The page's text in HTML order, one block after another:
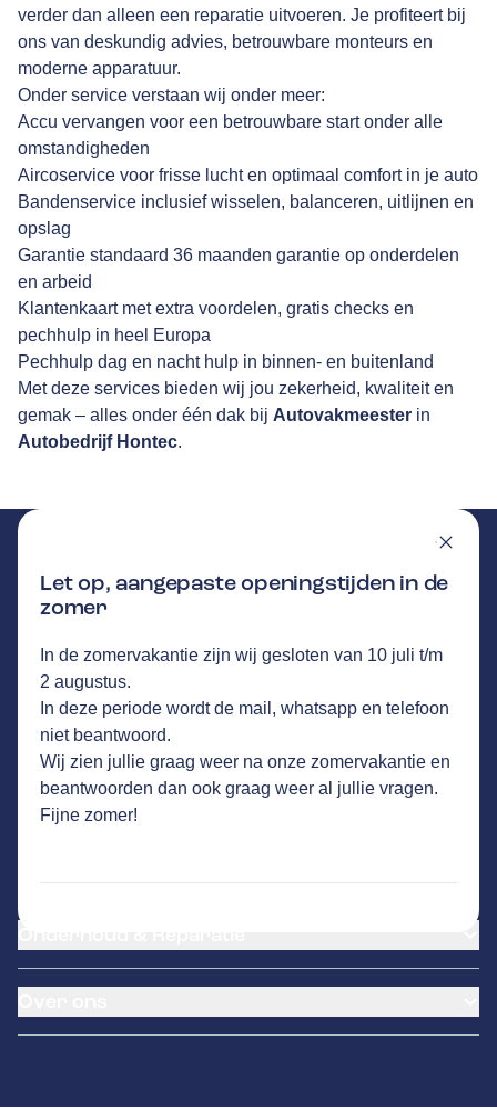
verder dan alleen een reparatie uitvoeren. Je profiteert bij
ons van deskundig advies, betrouwbare monteurs en
moderne apparatuur.
Onder service verstaan wij onder meer:
Accu vervangen voor een betrouwbare start onder alle
omstandigheden
Aircoservice voor frisse lucht en optimaal comfort in je auto
Bandenservice inclusief wisselen, balanceren, uitlijnen en
opslag
Garantie standaard 36 maanden garantie op onderdelen
en arbeid
Klantenkaart met extra voordelen, gratis checks en
pechhulp in heel Europa
Pechhulp dag en nacht hulp in binnen- en buitenland
Met deze services bieden wij jou zekerheid, kwaliteit en
gemak – alles onder één dak bij Autovakmeester in
Autobedrijf Hontec.
Let op, aangepaste openingstijden in de
zomer
In de zomervakantie zijn wij gesloten van 10 juli t/m
2 augustus.
In deze periode wordt de mail, whatsapp en telefoon
niet beantwoord.
Wij zien jullie graag weer na onze zomervakantie en
beantwoorden dan ook graag weer al jullie vragen.
Fijne zomer!
GA NAAR DE HOMEPAGINA
Route
Hogeweg 23,5411 LPZeeland
Vandaag open tot 18:00 uur
26klanten waarderen Autovakmeester
Autobedrijf Hontec gemiddeld met een 9.1
Airco service
Banden service
Klantenkaart
Schade en reparatie